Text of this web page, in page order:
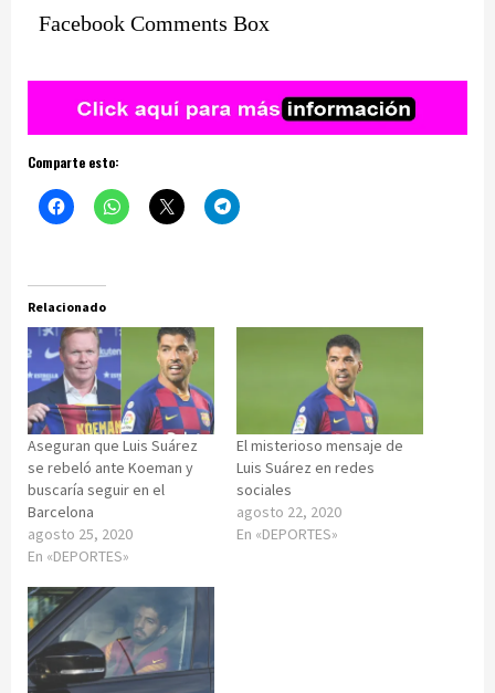
Facebook Comments Box
Comparte esto:
Relacionado
Aseguran que Luis Suárez
se rebeló ante Koeman y
buscaría seguir en el
Barcelona
agosto 25, 2020
En «DEPORTES»
El misterioso mensaje de
Luis Suárez en redes
sociales
agosto 22, 2020
En «DEPORTES»